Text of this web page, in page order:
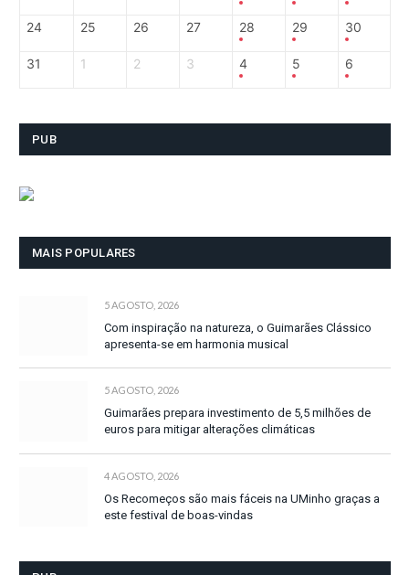
24 25 26 27 28 29 30
31 1 2 3 4 5 6
PUB
MAIS POPULARES
5 AGOSTO, 2026
Com inspiração na natureza, o Guimarães Clássico
apresenta-se em harmonia musical
5 AGOSTO, 2026
Guimarães prepara investimento de 5,5 milhões de
euros para mitigar alterações climáticas
4 AGOSTO, 2026
Os Recomeços são mais fáceis na UMinho graças a
este festival de boas-vindas